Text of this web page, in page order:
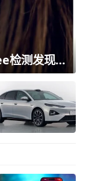
81款主流耳机全军覆没：ToxFree检测发现均含对人体有害化学物质